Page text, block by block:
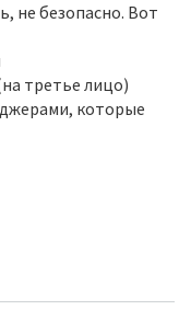
не безопасно. Вот
третье лицо)
которые